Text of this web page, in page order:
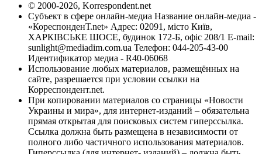
© 2000-2026, Korrespondent.net
Субъект в сфере онлайн-медиа Название онлайн-медиа -
«КореспонденТ.net» Адрес: 02091, місто Київ,
ХАРКІВСЬКЕ ШОСЕ, будинок 172-Б, офіс 208/1 E-mail:
sunlight@mediadim.com.ua Телефон: 044-205-43-00
Идентификатор медиа - R40-06068
Использование любых материалов, размещённых на
сайте, разрешается при условии ссылки на
Корреспондент.net.
При копировании материалов со страницы «Новости
Украины и мира», для интернет-изданий – обязательна
прямая открытая для поисковых систем гиперссылка.
Ссылка должна быть размещена в независимости от
полного либо частичного использования материалов.